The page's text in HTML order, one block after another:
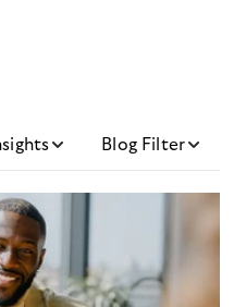
Blog Filter